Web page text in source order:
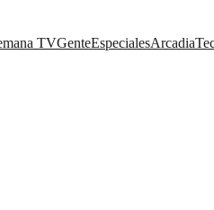
TVGenteEspecialesArcadia